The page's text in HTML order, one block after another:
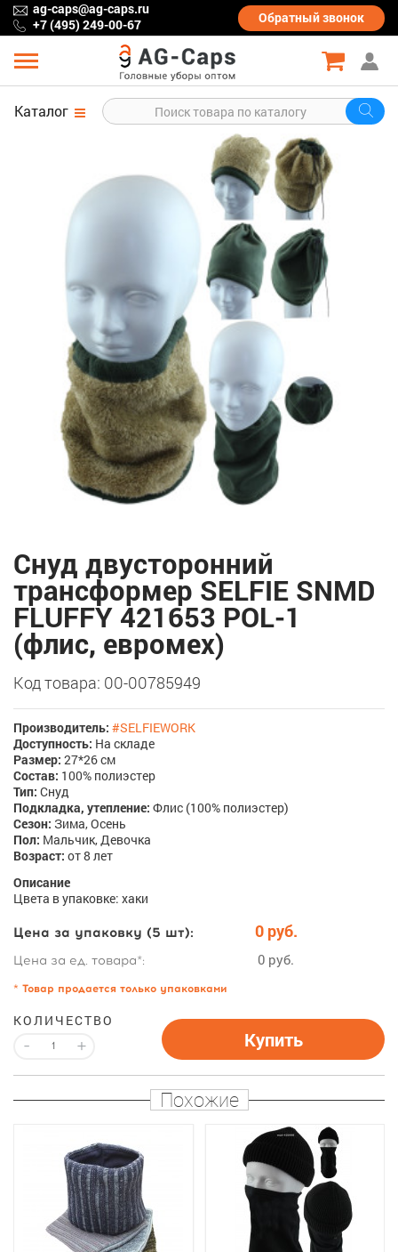
ag-caps@ag-caps.ru
+7 (495) 249-00-67
Обратныйзвонок
Каталог
Снуд двусторонний
трансформер SELFIE SNMD
FLUFFY 421653 POL-1
(флис, евромех)
Код товара: 00-00785949
Производитель: #SELFIEWORK
Доступность: На складе
Размер: 27*26 см
Состав: 100% полиэстер
Тип: Снуд
Подкладка, утепление: Флис (100% полиэстер)
Сезон: Зима, Осень
Пол: Мальчик, Девочка
Возраст: от 8 лет
Описание
Цвета в упаковке: хаки
Цена за упаковку (5 шт): 0 руб.
Цена за ед. товара*: 0 руб.
* Товар продается только упаковками
КОЛИЧЕСТВО
- + Купить
Похожие